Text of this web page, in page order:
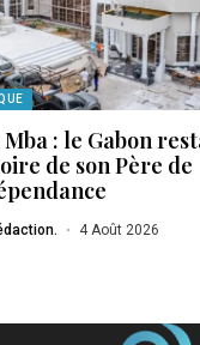
: le Gabon
de son Père de
4 Août 2026